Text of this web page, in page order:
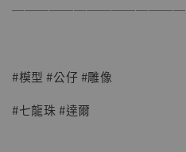
──────────────
#模型 #公仔 #雕像
#七龍珠 #達爾